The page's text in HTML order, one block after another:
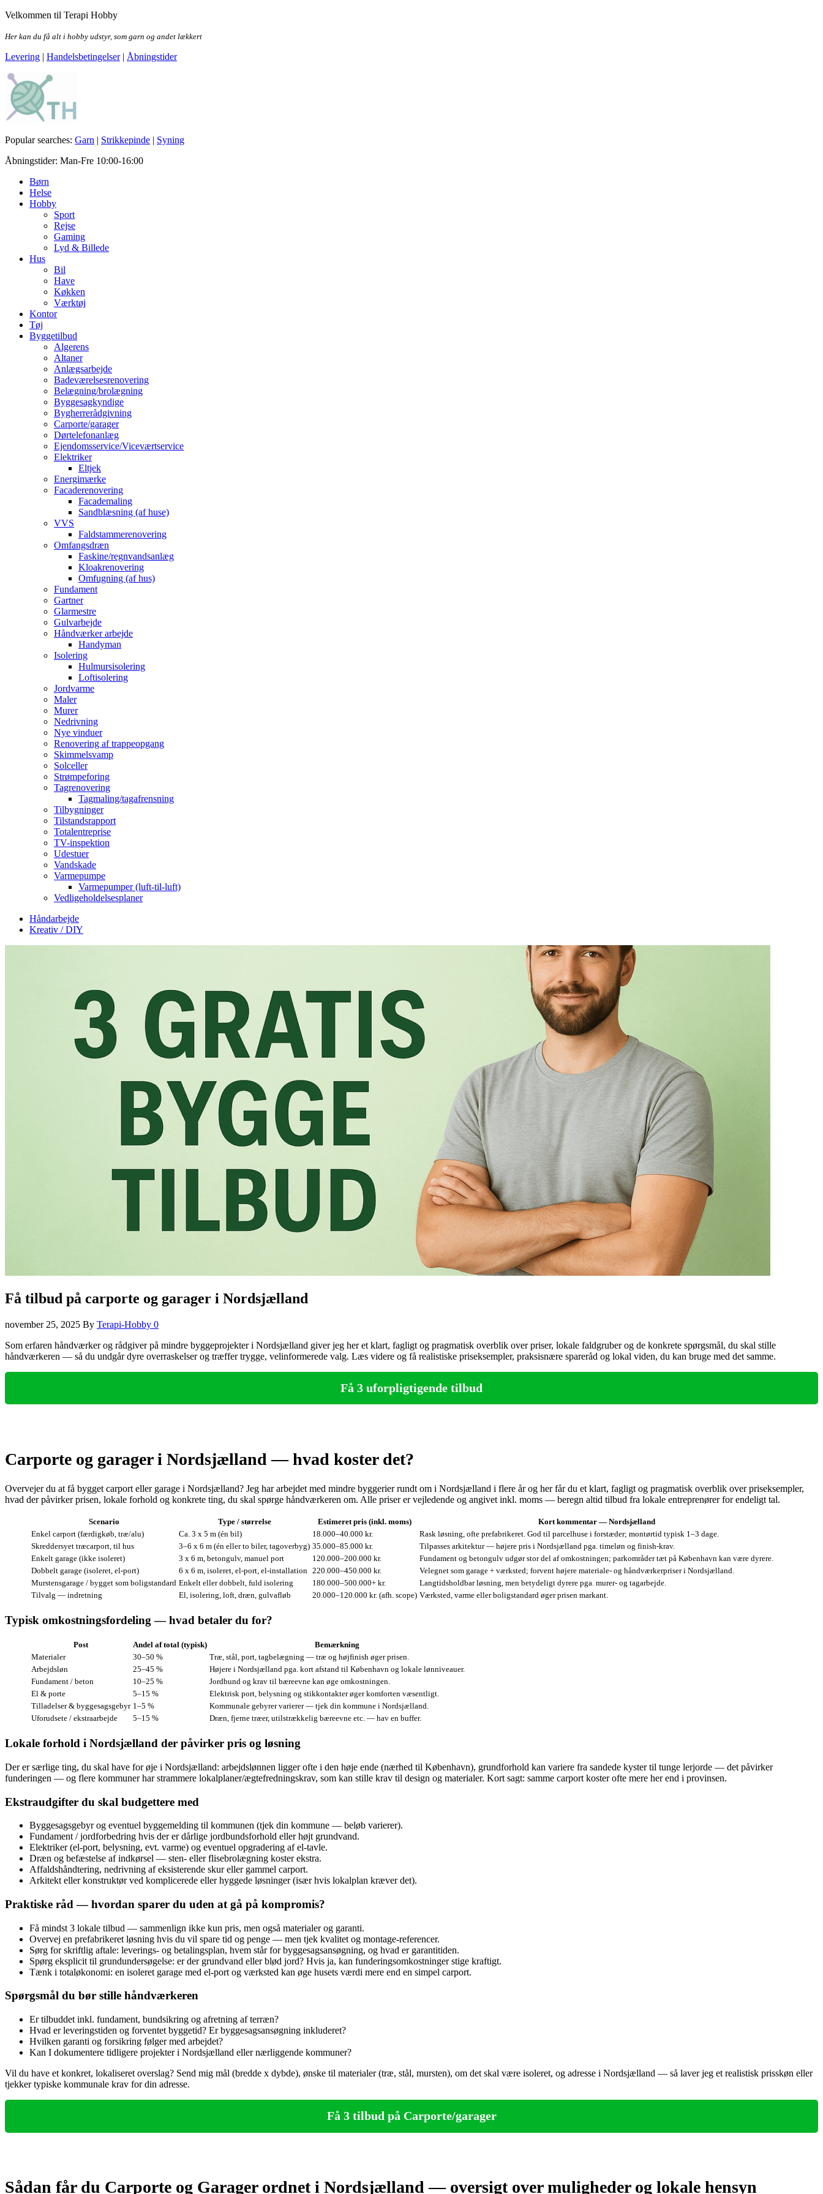
Skip
the
Velkommen til Terapi Hobby
Her kan du få alt i hobby udstyr, som garn og andet lækkert
Levering | Handelsbetingelser| Åbningstider
Terapi Hobby
Popular searches: Garn | Strikkepinde | Syning
Åbningstider: Man-Fre 10:00-16:00
Børn
Helse
Hobby
Sport
Rejse
Gaming
Lyd & Billede
Hus
Bil
Have
Køkken
Værktøj
Kontor
Tøj
Byggetilbud
Algerens
Altaner
Anlægsarbejde
Badeværelsesrenovering
Belægning/brolægning
Byggesagkyndige
Bygherrerådgivning
Carporte/garager
Dørtelefonanlæg
Ejendomsservice/Viceværtservice
Elektriker
Eltjek
Energimærke
Facaderenovering
Facademaling
Sandblæsning (af huse)
VVS
Faldstammerenovering
Omfangsdræn
Faskine/regnvandsanlæg
Kloakrenovering
Omfugning (af hus)
Fundament
Gartner
Glarmestre
Gulvarbejde
Håndværker arbejde
Handyman
Isolering
Hulmursisolering
Loftisolering
Jordvarme
Maler
Murer
Nedrivning
Nye vinduer
Renovering af trappeopgang
Skimmelsvamp
Solceller
Strømpeforing
Tagrenovering
Tagmaling/tagafrensning
Tilbygninger
Tilstandsrapport
Totalentreprise
TV-inspektion
Udestuer
Vandskade
Varmepumpe
Varmepumper (luft-til-luft)
Vedligeholdelsesplaner
Håndarbejde
Kreativ / DIY
Få tilbud på carporte og garager i Nordsjælland
november 25, 2025 By Terapi-Hobby 0
Som erfaren håndværker og rådgiver på mindre byggeprojekter i Nordsjælland giver jeg her et klart, fagligt og pragmatisk overblik over priser, lokale faldgruber og de konkrete spørgsmål, du skal stille
håndværkeren — så du undgår dyre overraskelser og træffer trygge, velinformerede valg. Læs videre og få realistiske priseksempler, praksisnære spareråd og lokal viden, du kan bruge med det samme.
Få 3 uforpligtigende tilbud
Carporte og garager i Nordsjælland — hvad koster det?
Overvejer du at få bygget carport eller garage i Nordsjælland? Jeg har arbejdet med mindre byggerier rundt om i Nordsjælland i flere år og her får du et klart, fagligt og pragmatisk overblik over priseksempler,
hvad der påvirker prisen, lokale forhold og konkrete ting, du skal spørge håndværkeren om. Alle priser er vejledende og angivet inkl. moms — beregn altid tilbud fra lokale entreprenører for endeligt tal.
Scenario Type / størrelse Estimeret pris (inkl. moms)
Kort kommentar — Nordsjælland
Enkel carport (færdigkøb, træ/alu)
Ca. 3 x 5 m (én bil) 18.000–40.000 kr.
Rask løsning, ofte prefabrikeret. God til parcelhuse i forstæder; montørtid typisk 1–3 dage.
Skreddersyet træcarport, til hus
3–6 x 6 m (én eller to biler, tagoverbyg) 35.000–85.000 kr.
Tilpasses arkitektur — højere pris i Nordsjælland pga. timeløn og finish-krav.
Enkelt garage (ikke isoleret)
3 x 6 m, betongulv, manuel port 120.000–200.000 kr.
Fundament og betongulv udgør stor del af omkostningen; parkområder tæt på København kan være dyrere.
Dobbelt garage (isoleret, el-port)
6 x 6 m, isoleret, el‑port, el-installation 220.000–450.000 kr.
Velegnet som garage + værksted; forvent højere materiale‑ og håndværkerpriser i Nordsjælland.
Murstensgarage / bygget som boligstandard Enkelt eller dobbelt, fuld isolering 180.000–500.000+ kr.
Langtidsholdbar løsning, men betydeligt dyrere pga. murer‑ og tagarbejde.
Tilvalg — indretning
El, isolering, loft, dræn, gulvafløb 20.000–120.000 kr. (afh. scope) Værksted, varme eller boligstandard øger prisen markant.
Typisk omkostningsfordeling — hvad betaler du for?
Post Andel af total (typisk)
Bemærkning
Materialer
30–50 %
Træ, stål, port, tagbelægning — træ og højfinish øger prisen.
Arbejdsløn
25–45 %
Højere i Nordsjælland pga. kort afstand til København og lokale lønniveauer.
Fundament / beton
10–25 %
Jordbund og krav til bæreevne kan øge omkostningen.
El & porte
5–15 %
Elektrisk port, belysning og stikkontakter øger komforten væsentligt.
Tilladelser & byggesagsgebyr 1–5 %
Kommunale gebyrer varierer — tjek din kommune i Nordsjælland.
Uforudsete / ekstraarbejde
5–15 % Dræn, fjerne træer, utilstrækkelig bæreevne etc. — hav en buffer.
Lokale forhold i Nordsjælland der påvirker pris og løsning
Der er særlige ting, du skal have for øje i Nordsjælland: arbejdslønnen ligger ofte i den høje ende (nærhed til København), grundforhold kan variere fra sandede kyster til tunge lerjorde — det påvirker
funderingen — og flere kommuner har strammere lokalplaner/ægtefredningskrav, som kan stille krav til design og materialer. Kort sagt: samme carport koster ofte mere her end i provinsen.
Ekstraudgifter du skal budgettere med
Byggesagsgebyr og eventuel byggemelding til kommunen (tjek din kommune — beløb varierer).
Fundament / jordforbedring hvis der er dårlige jordbundsforhold eller højt grundvand.
Elektriker (el‑port, belysning, evt. varme) og eventuel opgradering af el‑tavle.
Dræn og befæstelse af indkørsel — sten- eller flisebrolægning koster ekstra.
Affaldshåndtering, nedrivning af eksisterende skur eller gammel carport.
Arkitekt eller konstruktør ved komplicerede eller hyggede løsninger (især hvis lokalplan kræver det).
Praktiske råd — hvordan sparer du uden at gå på kompromis?
Få mindst 3 lokale tilbud — sammenlign ikke kun pris, men også materialer og garanti.
Overvej en prefabrikeret løsning hvis du vil spare tid og penge — men tjek kvalitet og montage‑referencer.
Sørg for skriftlig aftale: leverings‑ og betalingsplan, hvem står for byggesagsansøgning, og hvad er garantitiden.
Spørg eksplicit til grundundersøgelse: er der grundvand eller blød jord? Hvis ja, kan funderingsomkostninger stige kraftigt.
Tænk i totaløkonomi: en isoleret garage med el‑port og værksted kan øge husets værdi mere end en simpel carport.
Spørgsmål du bør stille håndværkeren
Er tilbuddet inkl. fundament, bundsikring og afretning af terræn?
Hvad er leveringstiden og forventet byggetid? Er byggesagsansøgning inkluderet?
Hvilken garanti og forsikring følger med arbejdet?
Kan I dokumentere tidligere projekter i Nordsjælland eller nærliggende kommuner?
Vil du have et konkret, lokaliseret overslag? Send mig mål (bredde x dybde), ønske til materialer (træ, stål, mursten), om det skal være isoleret, og adresse i Nordsjælland — så laver jeg et realistisk prisskøn eller
tjekker typiske kommunale krav for din adresse.
Få 3 tilbud på Carporte/garager
Sådan får du Carporte og Garager ordnet i Nordsjælland — oversigt over muligheder og lokale hensyn